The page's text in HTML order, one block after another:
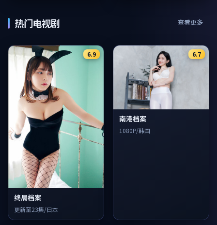
热门电视剧 查看更多
6.9
终局档案
更新至23集/日本
6.7
南港档案
1080P/韩国